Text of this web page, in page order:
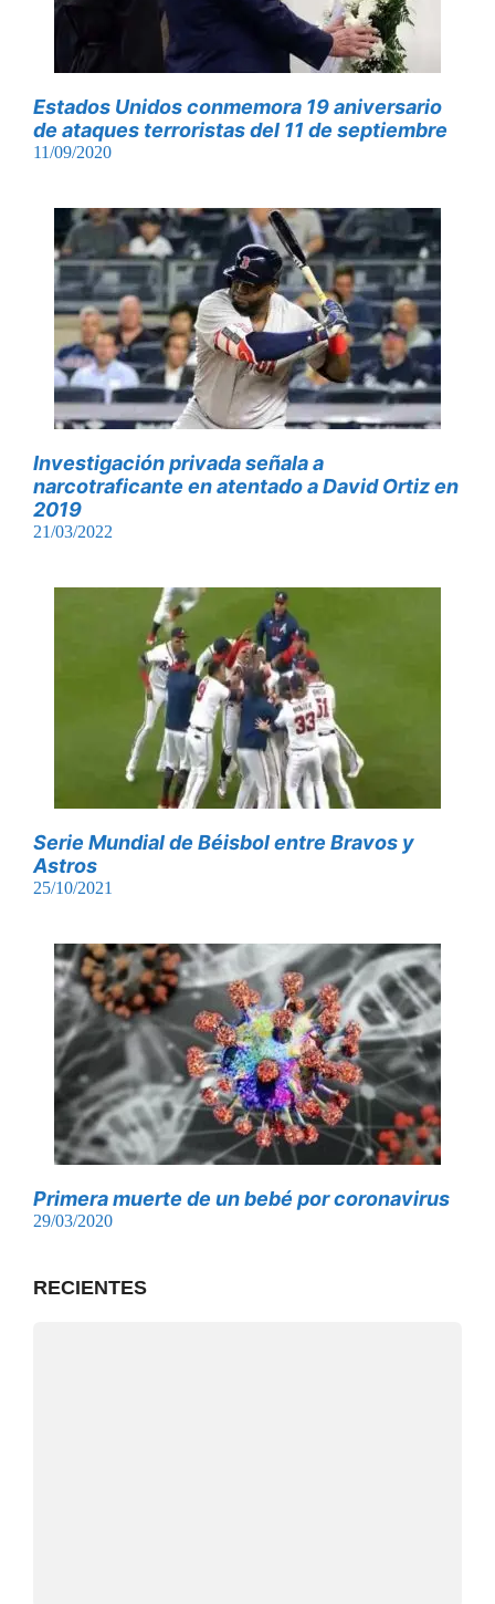
Estados Unidos conmemora 19 aniversario
de ataques terroristas del 11 de septiembre
11/09/2020
Investigación privada señala a
narcotraficante en atentado a David Ortiz en
2019
21/03/2022
Serie Mundial de Béisbol entre Bravos y
Astros
25/10/2021
Primera muerte de un bebé por coronavirus
29/03/2020
RECIENTES